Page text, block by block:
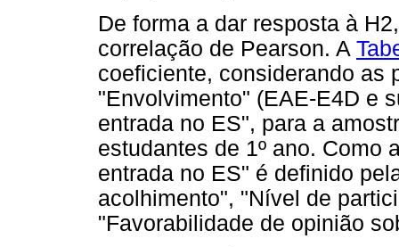
De forma a dar resposta à
correlação de Pearson. A
coeficiente, considerando as
"Envolvimento" (EAE-E4D e
entrada no ES", para a
estudantes de 1º ano. Como
entrada no ES" é definido
acolhimento", "Nível de
"Favorabilidade de opinião